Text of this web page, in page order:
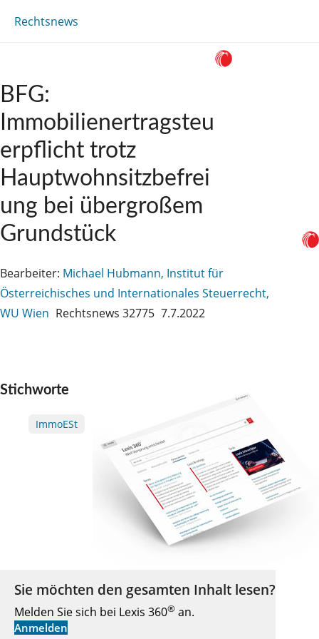
Rechtsnews
BFG:
Immobilienertragsteu
erpflicht trotz
Hauptwohnsitzbefrei
ung bei übergroßem
Grundstück
Bearbeiter: Michael Hubmann, Institut für
Österreichisches und Internationales Steuerrecht,
WU Wien Rechtsnews 32775 7.7.2022
Sie möchten den gesamten Inhalt lesen?
Melden Sie sich bei Lexis 360® an.
Anmelden
Stichworte
ImmoESt